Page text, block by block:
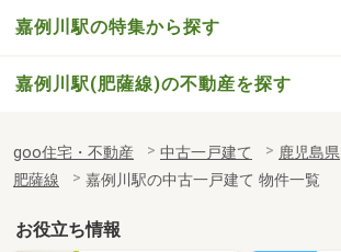
嘉例川駅の特集から探す
嘉例川駅(肥薩線)の不動産を探す
goo住宅・不動産 中古一戸建て 鹿児島県
肥薩線
嘉例川駅の中古一戸建て 物件一覧
お役立ち情報